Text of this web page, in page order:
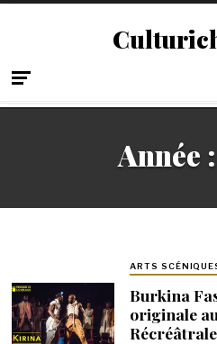
Année :
ARTS
Burkina
originale